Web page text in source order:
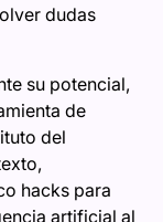
dudas
su potencial,
de
del
hacks para
artificial al